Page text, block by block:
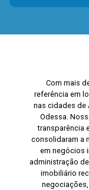
Com mais
referência em
nas cidades de
Odessa.
transparência
consolidaram a
em negócios
administração
imobiliário